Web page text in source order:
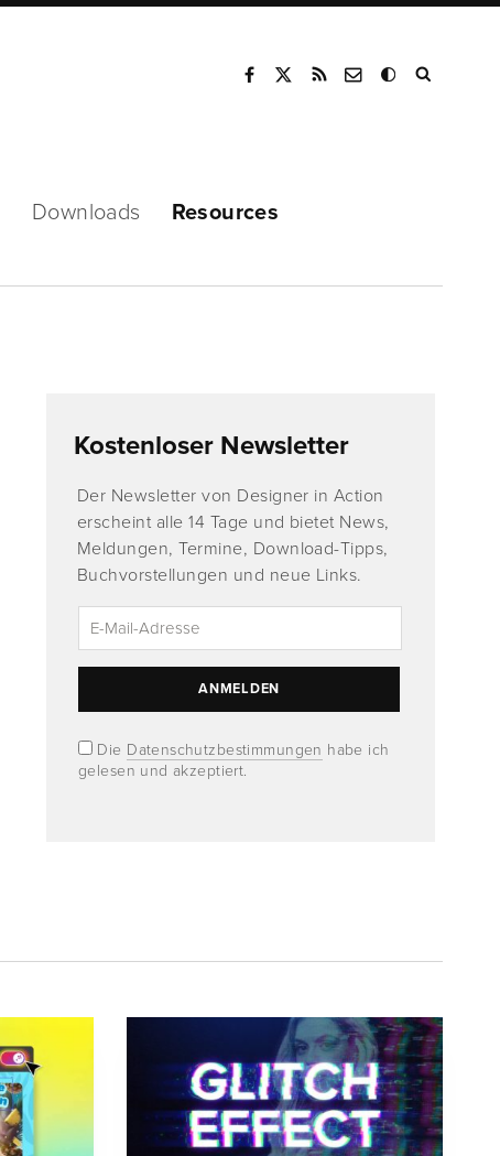
Downloads Resources
Kostenloser Newsletter
Der Newsletter von Designer in Action
erscheint alle 14 Tage und bietet News,
Meldungen, Termine, Download-Tipps,
Buchvorstellungen und neue Links.
Die Datenschutzbestimmungen habe ich
gelesen und akzeptiert.